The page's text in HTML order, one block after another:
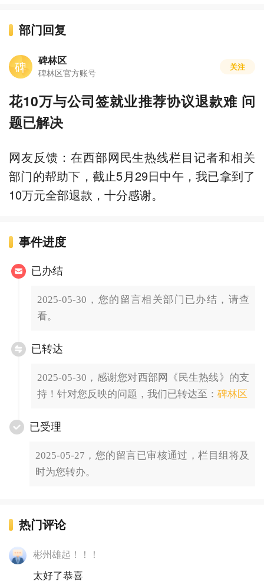
部门回复
碑 碑林区
碑林区官方账号
关注
花10万与公司签就业推荐协议退款难 问
题已解决
网友反馈：在西部网民生热线栏目记者和相关
部门的帮助下，截止5月29日中午，我已拿到了
10万元全部退款，十分感谢。
事件进度
已办结
2025-05-30，您的留言相关部门已办结，请查
看。
已转达
2025-05-30，感谢您对西部网《民生热线》的支
持！针对您反映的问题，我们已转达至： 碑林区
已受理
2025-05-27，您的留言已审核通过，栏目组将及
时为您转办。
热门评论
彬州雄起！！！
太好了恭喜